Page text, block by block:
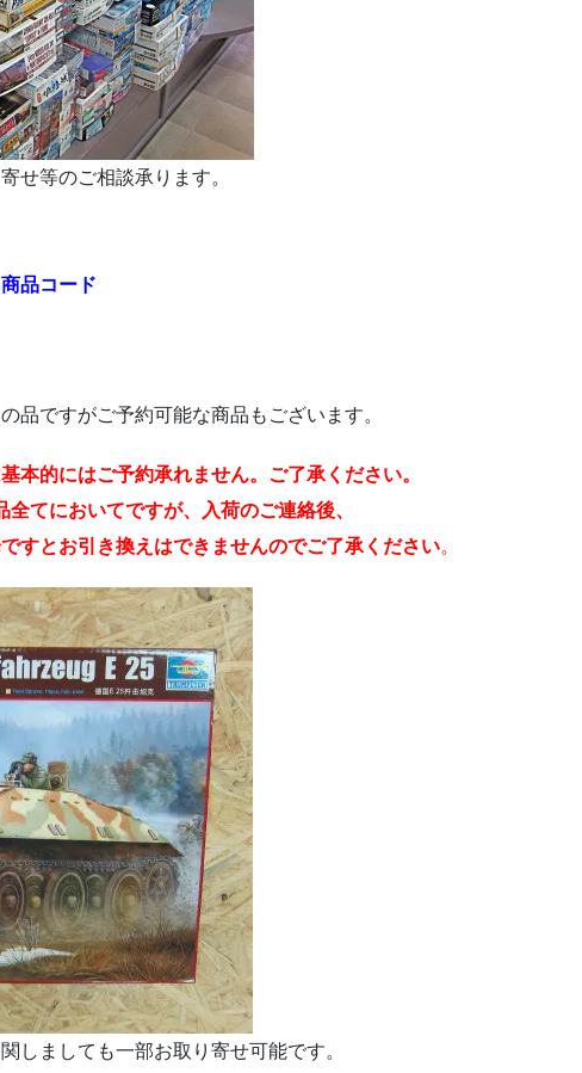
せ等のご相談承ります。
商品コード
品ですがご予約可能な商品もございます。
本的にはご予約承れません。ご了承ください。
てにおいてですが、入荷のご連絡後、
すとお引き換えはできませんのでご了承ください。
しましても一部お取り寄せ可能です。